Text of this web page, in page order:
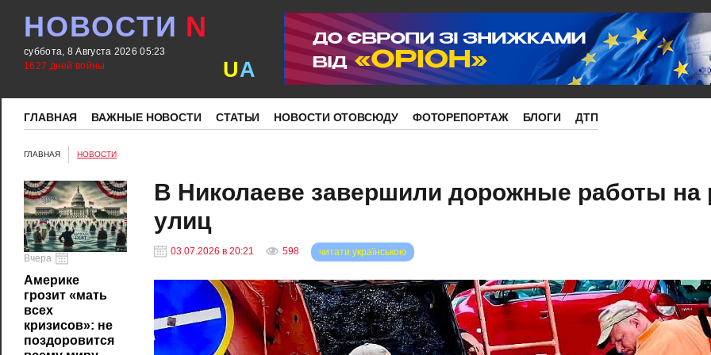
НОВОСТИ N
суббота, 8 Августа 2026 05:23
1627 дней войны
UA
ГЛАВНАЯ ВАЖНЫЕ НОВОСТИ СТАТЬИ НОВОСТИ ОТОВСЮДУ ФОТОРЕПОРТАЖ БЛОГИ ДТП
ГЛАВНАЯ НОВОСТИ
Вчера
Америке
грозит «мать
всех
кризисов»: не
поздоровится
В Николаеве завершили дорожные работы на
улиц
03.07.2026 в 20:21 598 читати українською